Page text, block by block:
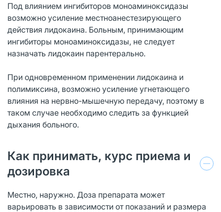
Под влиянием ингибиторов моноаминоксидазы
возможно усиление местноанестезирующего
действия лидокаина. Больным, принимающим
ингибиторы моноаминоксидазы, не следует
назначать лидокаин парентерально.
При одновременном применении лидокаина и
полимиксина, возможно усиление угнетающего
влияния на нервно-мышечную передачу, поэтому в
таком случае необходимо следить за функцией
дыхания больного.
Как принимать, курс приема и
дозировка
Местно, наружно. Доза препарата может
варьировать в зависимости от показаний и размера